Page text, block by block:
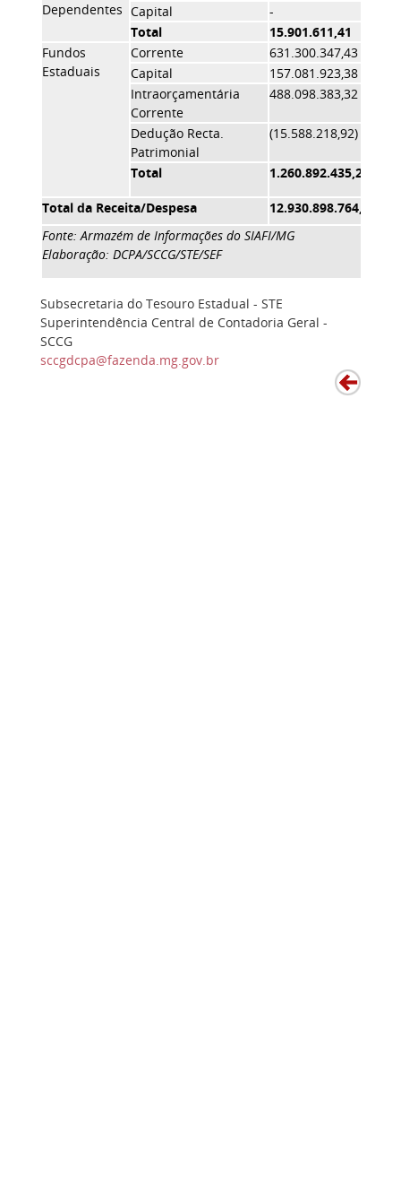
Dependentes Capital
-
Total
15.901.611,41
Fundos
Estaduais
Corrente 631.300.347,43
Capital
157.081.923,38
Intraorçamentária
Corrente
488.098.383,32
Dedução Recta.
Patrimonial
(15.588.218,92)
Total 1.260.892.435,21
Total da Receita/Despesa 12.930.898.764,60
Fonte: Armazém de Informações do SIAFI/MG
Elaboração: DCPA/SCCG/STE/SEF
Subsecretaria do Tesouro Estadual - STE
Superintendência Central de Contadoria Geral -
SCCG
sccgdcpa@fazenda.mg.gov.br